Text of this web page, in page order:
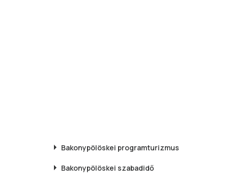
Bakonypölöskei programturizmus
Bakonypölöskei szabadidő